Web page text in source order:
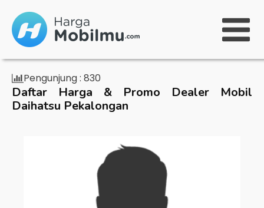
Pengunjung : 830
Daftar Harga & Promo Dealer Mobil
Daihatsu Pekalongan